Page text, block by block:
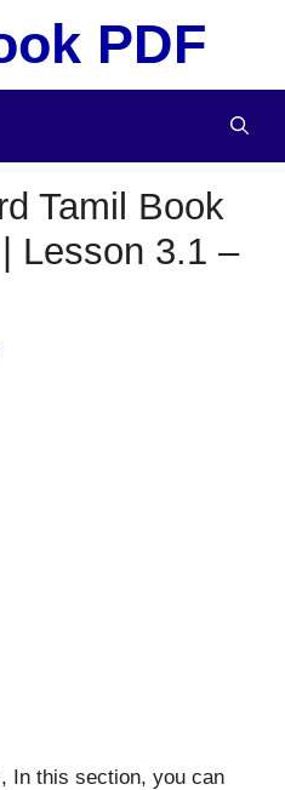
PDF
Tamil Book
Lesson 3.1 –
In this section, you can